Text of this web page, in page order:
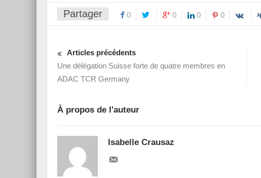
Partager 0 0 0 0
Articles précédents
Une délégation Suisse forte de quatre membres en
ADAC TCR Germany
À propos de l'auteur
Isabelle Crausaz